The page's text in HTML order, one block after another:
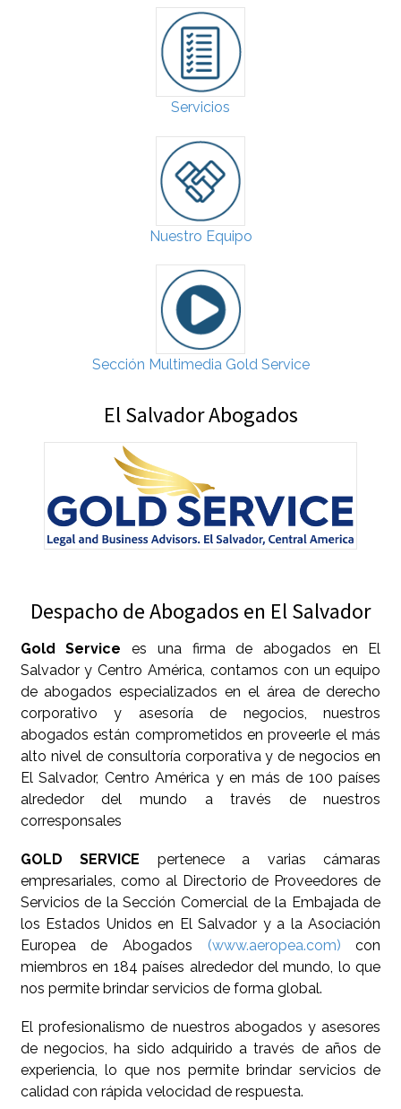
Servicios
Nuestro Equipo
Sección Multimedia Gold Service
El Salvador Abogados
Despacho de Abogados en El Salvador
Gold Service es una firma de abogados en El
Salvador y Centro América, contamos con un equipo
de abogados especializados en el área de derecho
corporativo y asesoría de negocios, nuestros
abogados están comprometidos en proveerle el más
alto nivel de consultoría corporativa y de negocios en
El Salvador, Centro América y en más de 100 países
alrededor del mundo a través de nuestros
corresponsales
GOLD SERVICE pertenece a varias cámaras
empresariales, como al Directorio de Proveedores de
Servicios de la Sección Comercial de la Embajada de
los Estados Unidos en El Salvador y a la Asociación
Europea de Abogados
(www.aeropea.com)
con
miembros en 184 países alrededor del mundo, lo que
nos permite brindar servicios de forma global.
El profesionalismo de nuestros abogados y asesores
de negocios, ha sido adquirido a través de años de
experiencia, lo que nos permite brindar servicios de
calidad con rápida velocidad de respuesta.